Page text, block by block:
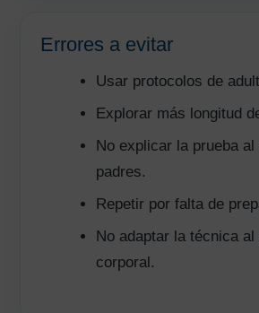
Errores a evitar
Usar protocolos de
Explorar más longitud
No explicar la prueba al
padres.
Repetir por falta de
No adaptar la técnica
corporal.